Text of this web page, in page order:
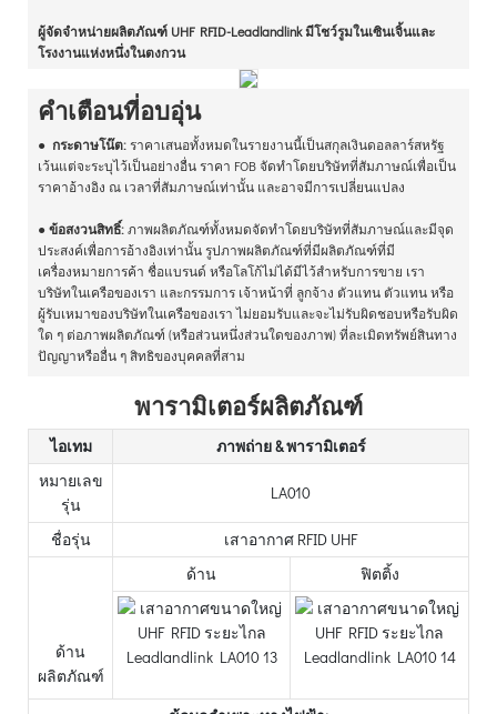
ผู้จัดจำหน่ายผลิตภัณฑ์ UHF RFID-Leadlandlink มีโชว์รูมในเซินเจิ้นและ
โรงงานแห่งหนึ่งในตงกวน
คำเตือนที่อบอุ่น
● กระดาษโน๊ต: ราคาเสนอทั้งหมดในรายงานนี้เป็นสกุลเงินดอลลาร์สหรัฐ
เว้นแต่จะระบุไว้เป็นอย่างอื่น ราคา FOB จัดทำโดยบริษัทที่สัมภาษณ์เพื่อเป็น
ราคาอ้างอิง ณ เวลาที่สัมภาษณ์เท่านั้น และอาจมีการเปลี่ยนแปลง
●ข้อสงวนสิทธิ์:ภาพผลิตภัณฑ์ทั้งหมดจัดทำโดยบริษัทที่สัมภาษณ์และมีจุด
ประสงค์เพื่อการอ้างอิงเท่านั้น รูปภาพผลิตภัณฑ์ที่มีผลิตภัณฑ์ที่มี
เครื่องหมายการค้า ชื่อแบรนด์ หรือโลโก้ไม่ได้มีไว้สำหรับการขาย เรา
บริษัทในเครือของเรา และกรรมการ เจ้าหน้าที่ ลูกจ้าง ตัวแทน ตัวแทน หรือ
ผู้รับเหมาของบริษัทในเครือของเรา ไม่ยอมรับและจะไม่รับผิดชอบหรือรับผิด
ใด ๆ ต่อภาพผลิตภัณฑ์ (หรือส่วนหนึ่งส่วนใดของภาพ) ที่ละเมิดทรัพย์สินทาง
ปัญญาหรืออื่น ๆ สิทธิของบุคคลที่สาม
พารามิเตอร์ผลิตภัณฑ์
ไอเทม
ภาพถ่าย & พารามิเตอร์
หมายเลข
รุ่น
LA010
ชื่อรุ่น เสาอากาศ RFID UHF
ด้าน
ผลิตภัณฑ์
ด้าน ฟิตติ้ง